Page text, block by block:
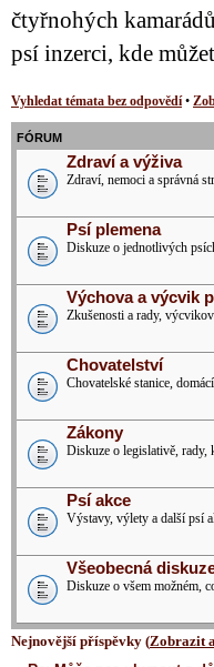
čtyřnohých
psí inzerci, kde
Vyhledat témata bez odpovědí•
FÓRUM
Zdraví a výživa
Zdraví, nemoci a správná
Psí plemena
Diskuze o jednotlivých
Výchova a výcvik
Zkušenosti a rady,
Chovatelství
Chovatelské stanice,
Zákony
Diskuze o legislativě, rady,
Psí akce
Výstavy, výlety a další psí
Všeobecná
Diskuze o všem možném,
Nejnovější příspěvky (Zobrazit